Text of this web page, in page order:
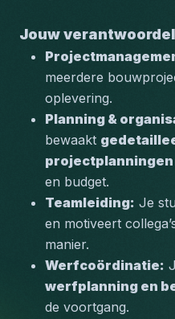
Jouw
meerdere
oplevering.
Planning &
bewaakt
projectplanningen
en budget.
Teamleiding: Je
en motiveert
manier.
Werfcoördinatie:
werfplanning en
de voortgang.